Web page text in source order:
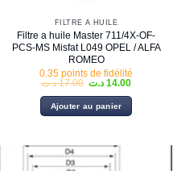
FILTRE À HUILE
Filtre a huile Master 711/4X-OF-
PCS-MS Misfat L049 OPEL / ALFA
ROMEO
0.35 points de fidélité
17.00 د.ت
Le
initial
était :
14.00 د.ت
Le
actuel
est :
Ajouter au panier